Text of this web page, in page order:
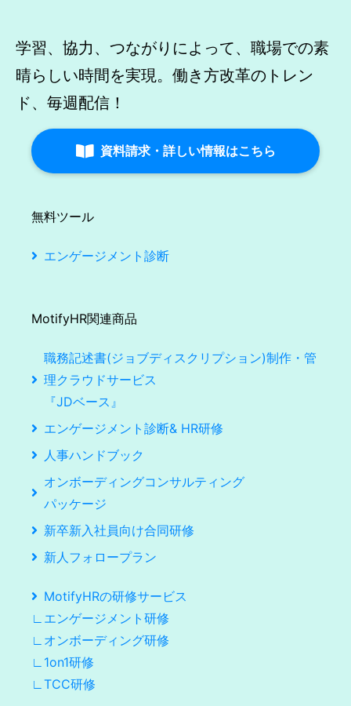
学習、協力、つながりによって、職場での素
晴らしい時間を実現。働き方改革のトレン
ド、毎週配信！
資料請求・詳しい情報はこちら
無料ツール
エンゲージメント診断
MotifyHR関連商品
職務記述書(ジョブディスクリプション)制作・管
理クラウドサービス
『JDベース』
エンゲージメント診断& HR研修
人事ハンドブック
オンボーディングコンサルティング
パッケージ
新卒新入社員向け合同研修
新人フォロープラン
MotifyHRの研修サービス
∟エンゲージメント研修
∟オンボーディング研修
∟1on1研修
∟TCC研修